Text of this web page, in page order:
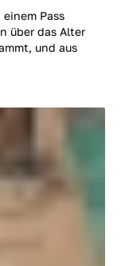
Pass
über das Alter
und aus